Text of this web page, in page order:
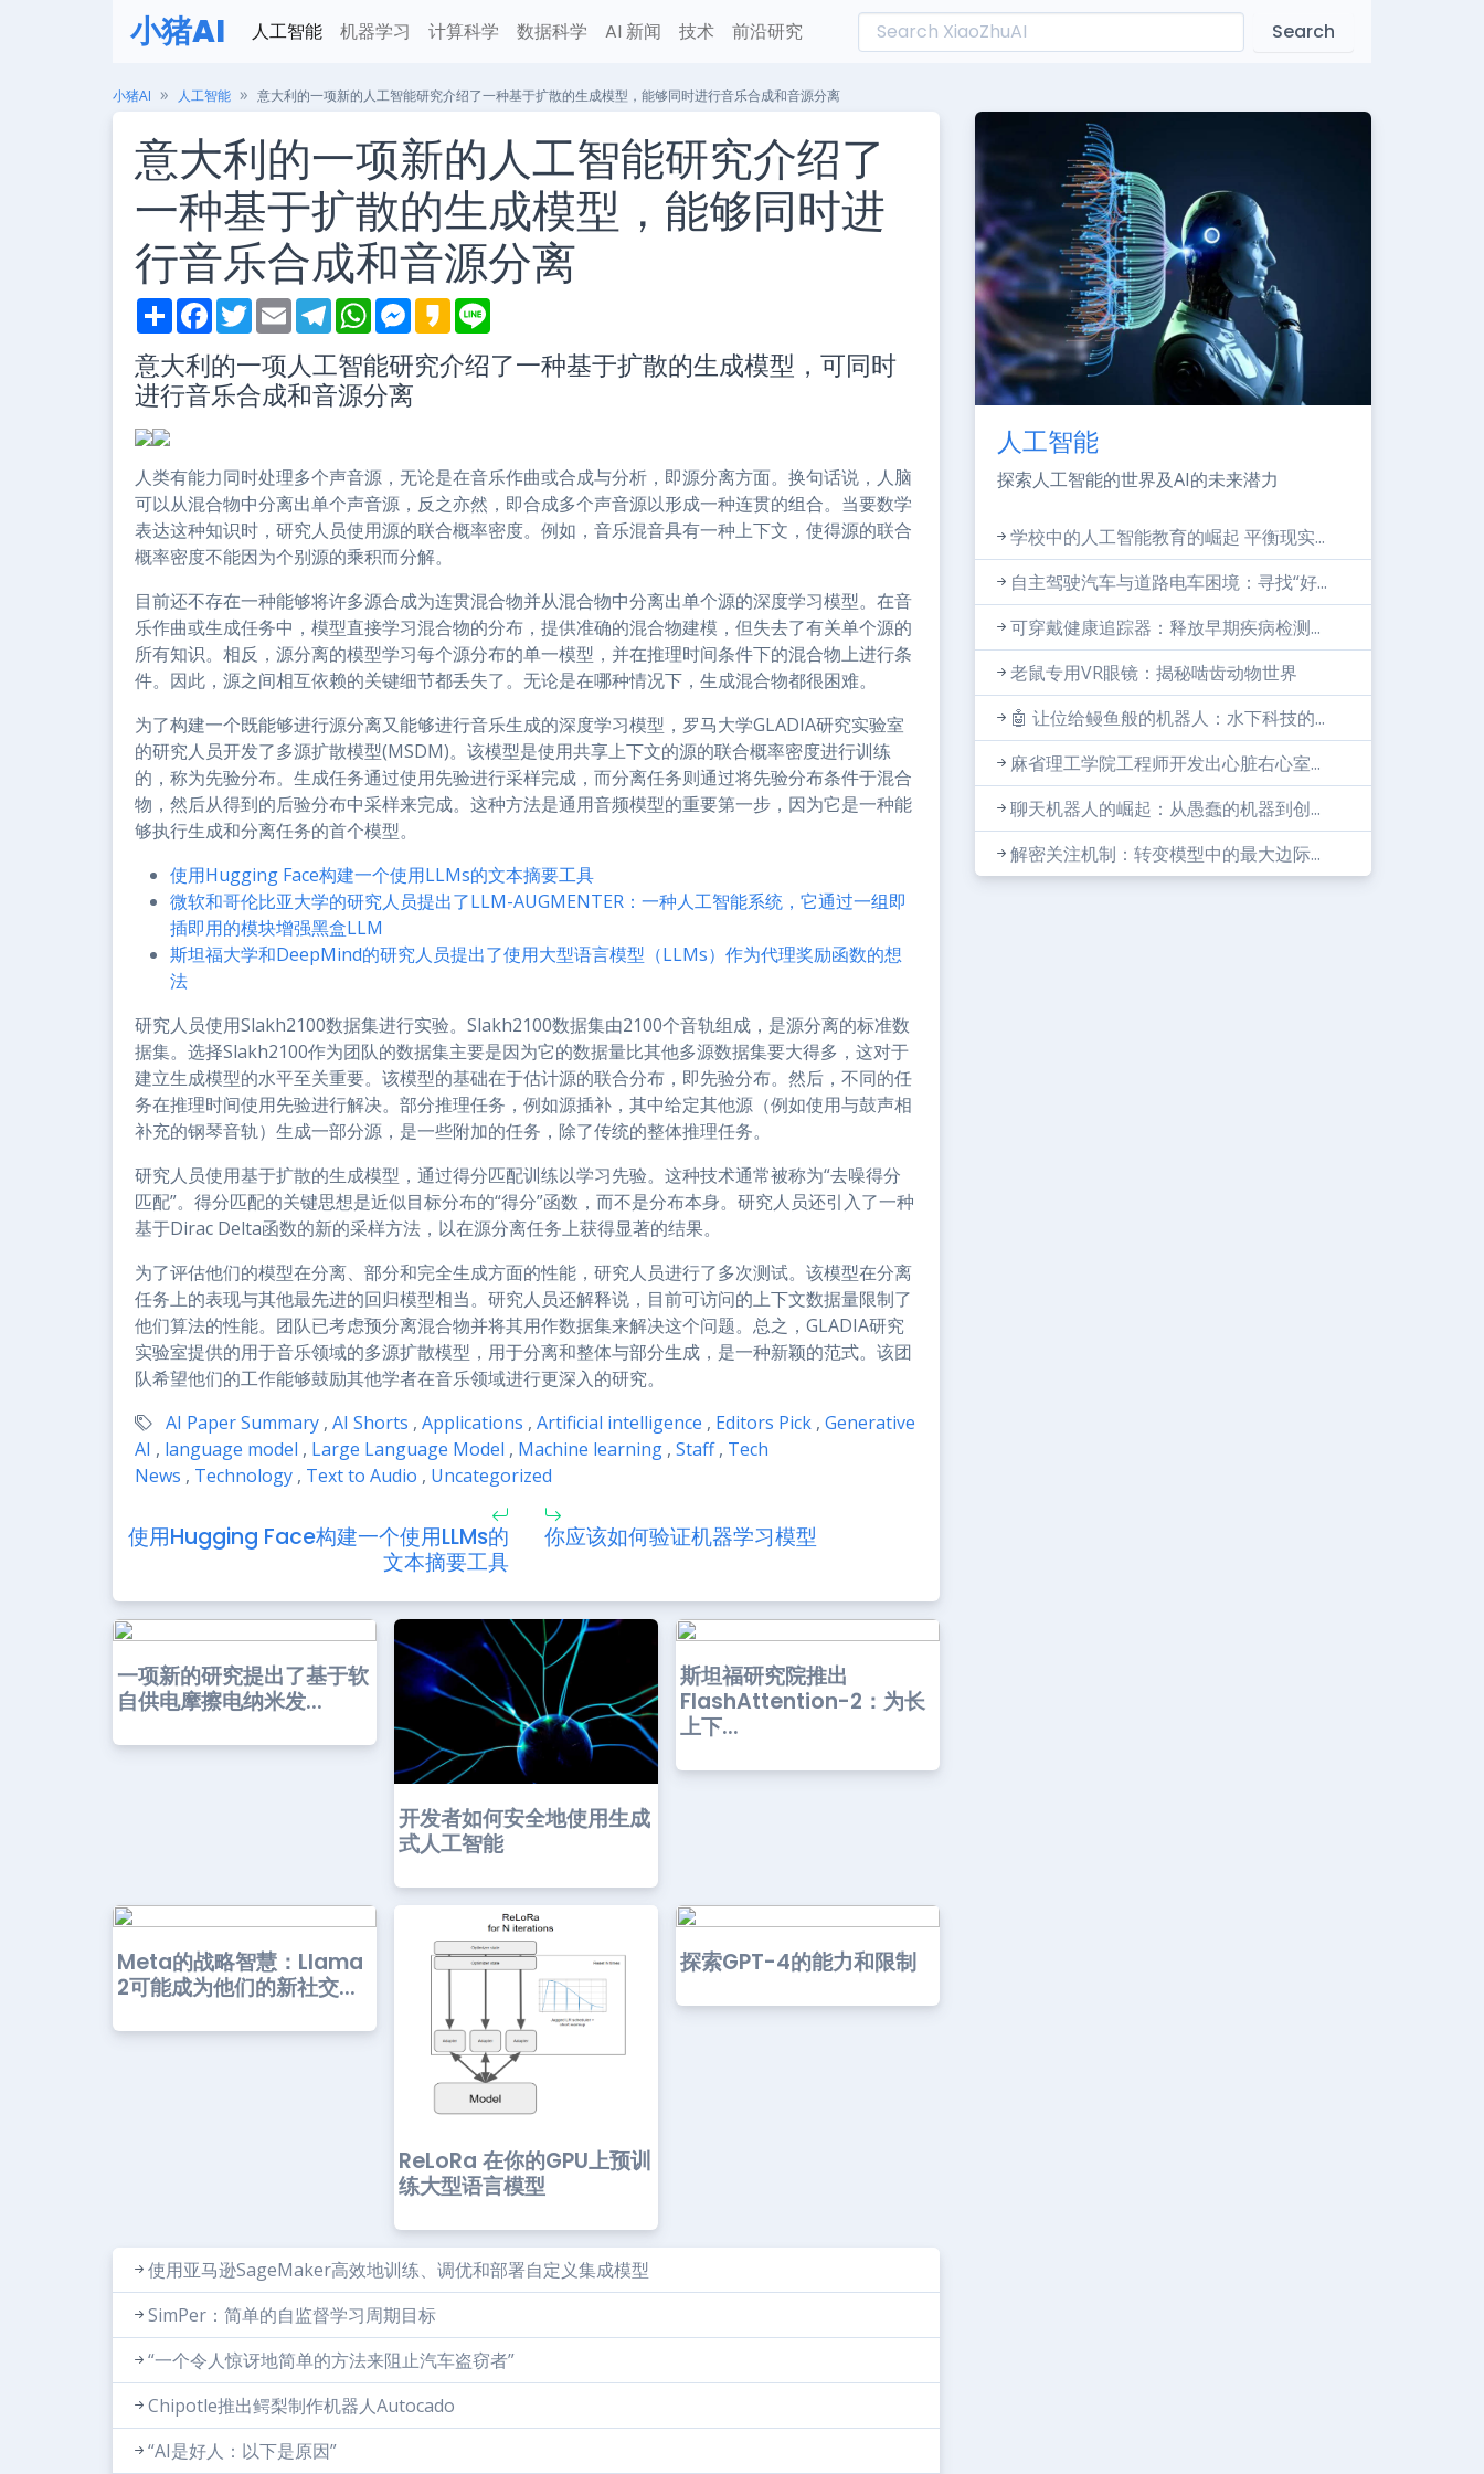
小猪AI 人工智能 机器学习 计算科学 数据科学 AI 新闻 技术 前沿研究 Search
小猪AI 人工智能 意大利的一项新的人工智能研究介绍了一种基于扩散的生成模型，能够同时进行音乐合成和音源分离
意大利的一项新的人工智能研究介绍了
一种基于扩散的生成模型，能够同时进
行音乐合成和音源分离
S
h
r
e
F
a
e
b
o
o
T
w
t
e
r
E
m
l
T
e
e
g
r
a
W
h
t
s
A
p
M
e
s
e
n
g
K
a
a
o
e
意大利的一项人工智能研究介绍了一种基于扩散的生成模型，可同时
进行音乐合成和音源分离
人类有能力同时处理多个声音源，无论是在音乐作曲或合成与分析，即源分离方面。换句话说，人脑
可以从混合物中分离出单个声音源，反之亦然，即合成多个声音源以形成一种连贯的组合。当要数学
表达这种知识时，研究人员使用源的联合概率密度。例如，音乐混音具有一种上下文，使得源的联合
概率密度不能因为个别源的乘积而分解。
目前还不存在一种能够将许多源合成为连贯混合物并从混合物中分离出单个源的深度学习模型。在音
乐作曲或生成任务中，模型直接学习混合物的分布，提供准确的混合物建模，但失去了有关单个源的
所有知识。相反，源分离的模型学习每个源分布的单一模型，并在推理时间条件下的混合物上进行条
件。因此，源之间相互依赖的关键细节都丢失了。无论是在哪种情况下，生成混合物都很困难。
为了构建一个既能够进行源分离又能够进行音乐生成的深度学习模型，罗马大学GLADIA研究实验室
的研究人员开发了多源扩散模型(MSDM)。该模型是使用共享上下文的源的联合概率密度进行训练
的，称为先验分布。生成任务通过使用先验进行采样完成，而分离任务则通过将先验分布条件于混合
物，然后从得到的后验分布中采样来完成。这种方法是通用音频模型的重要第一步，因为它是一种能
够执行生成和分离任务的首个模型。
使用Hugging Face构建一个使用LLMs的文本摘要工具
微软和哥伦比亚大学的研究人员提出了LLM-AUGMENTER：一种人工智能系统，它通过一组即
插即用的模块增强黑盒LLM
斯坦福大学和DeepMind的研究人员提出了使用大型语言模型（LLMs）作为代理奖励函数的想
法
研究人员使用Slakh2100数据集进行实验。Slakh2100数据集由2100个音轨组成，是源分离的标准数
据集。选择Slakh2100作为团队的数据集主要是因为它的数据量比其他多源数据集要大得多，这对于
建立生成模型的水平至关重要。该模型的基础在于估计源的联合分布，即先验分布。然后，不同的任
务在推理时间使用先验进行解决。部分推理任务，例如源插补，其中给定其他源（例如使用与鼓声相
补充的钢琴音轨）生成一部分源，是一些附加的任务，除了传统的整体推理任务。
研究人员使用基于扩散的生成模型，通过得分匹配训练以学习先验。这种技术通常被称为“去噪得分
匹配”。得分匹配的关键思想是近似目标分布的“得分”函数，而不是分布本身。研究人员还引入了一种
基于Dirac Delta函数的新的采样方法，以在源分离任务上获得显著的结果。
为了评估他们的模型在分离、部分和完全生成方面的性能，研究人员进行了多次测试。该模型在分离
任务上的表现与其他最先进的回归模型相当。研究人员还解释说，目前可访问的上下文数据量限制了
他们算法的性能。团队已考虑预分离混合物并将其用作数据集来解决这个问题。总之，GLADIA研究
实验室提供的用于音乐领域的多源扩散模型，用于分离和整体与部分生成，是一种新颖的范式。该团
队希望他们的工作能够鼓励其他学者在音乐领域进行更深入的研究。
AI Paper Summary , AI Shorts , Applications , Artificial intelligence , Editors Pick , Generative
AI , language model , Large Language Model , Machine learning , Staff , Tech
News , Technology , Text to Audio , Uncategorized
使用Hugging Face构建一个使用LLMs的
文本摘要工具
你应该如何验证机器学习模型
一项新的研究提出了基于软
自供电摩擦电纳米发...
开发者如何安全地使用生成
式人工智能
斯坦福研究院推出
FlashAttention-2：为长
上下...
Meta的战略智慧：Llama
2可能成为他们的新社交...
ReLoRa 在你的GPU上预训
练大型语言模型
探索GPT-4的能力和限制
使用亚马逊SageMaker高效地训练、调优和部署自定义集成模型
SimPer：简单的自监督学习周期目标
“一个令人惊讶地简单的方法来阻止汽车盗窃者”
Chipotle推出鳄梨制作机器人Autocado
“AI是好人：以下是原因”
人工智能
探索人工智能的世界及AI的未来潜力
学校中的人工智能教育的崛起 平衡现实...
自主驾驶汽车与道路电车困境：寻找“好...
可穿戴健康追踪器：释放早期疾病检测...
老鼠专用VR眼镜：揭秘啮齿动物世界
🤖 让位给鳗鱼般的机器人：水下科技的...
麻省理工学院工程师开发出心脏右心室...
聊天机器人的崛起：从愚蠢的机器到创...
解密关注机制：转变模型中的最大边际...